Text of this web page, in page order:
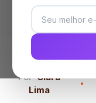
Por Clara
Lima